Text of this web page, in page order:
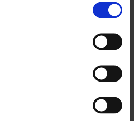
feestje op de planning staan? Dan is
ideaal om mee te nemen!
super geschikt voor allerlei andere
door middel van een ritssluiting, je
hart in de tas opbergen. De band